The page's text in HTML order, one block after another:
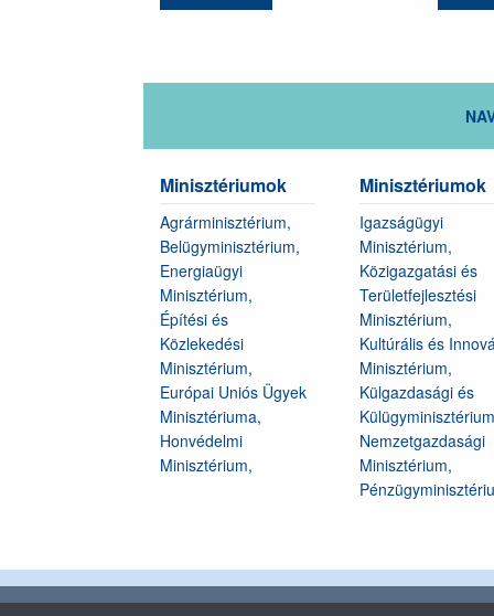
Minisztériumok
Agrárminisztérium,
Belügyminisztérium,
Energiaügyi
Minisztérium,
Építési és
Közlekedési
Minisztérium,
Európai Uniós Ügyek
Minisztériuma,
Honvédelmi
Minisztérium,
Minisztériumok
Igazságügyi
Minisztérium,
Közigazgatási és
Területfejlesztési
Minisztérium,
Kultúrális és
Minisztérium,
Külgazdasági és
Nemzetgazdasági
Minisztérium,